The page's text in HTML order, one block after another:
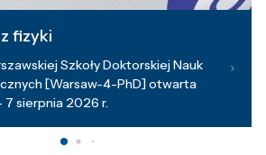
fizyki
Szkoły Doktorskiej Nauk
[Warsaw-4-PhD] otwarta
7 sierpnia 2026 r.